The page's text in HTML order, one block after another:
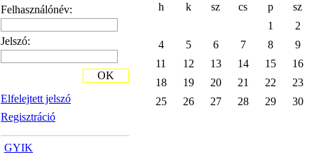
Felhasználónév:
Jelszó:
Elfelejtett jelszó
Regisztráció
OK
GYIK
h
k sz cs p
sz
1
2
4
5 6 7 8
9
11
12 13 14 15
16
18
19 20 21 22
23
25
26 27 28 29 30